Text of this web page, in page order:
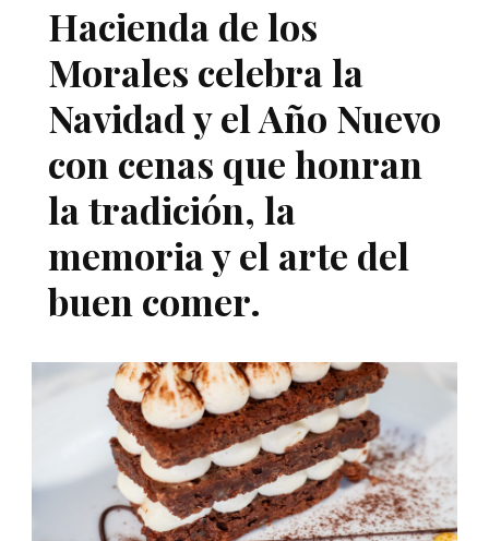
Hacienda de los
Morales celebra la
Navidad y el Año Nuevo
con cenas que honran
la tradición, la
memoria y el arte del
buen comer.